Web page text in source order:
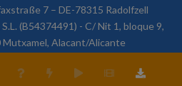
7 – DE-78315 Radolfzell
(B54374491) - C/ Nit 1, bloque 9,
Mutxamel, Alacant/Alicante
S.L. Alle Rechte vorbehalten.